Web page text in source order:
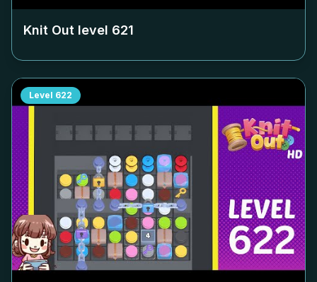
Knit Out level 621
Level 622